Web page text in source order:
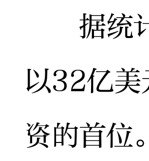
据统计
以32亿美
资的首位